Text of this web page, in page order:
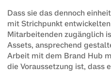
Dass sie das dennoch
mit Strichpunkt
Mitarbeitenden zugänglich
Assets, ansprechend
Arbeit mit dem Brand Hub
die Voraussetzung ist, dass